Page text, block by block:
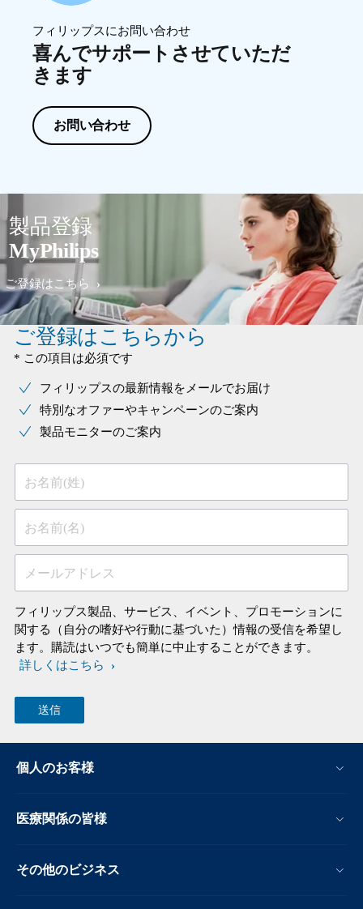
フィリップスにお問い合わせ
喜んでサポートさせていただ
きます
お問い合わせ
製品登録
MyPhilips
ご登録はこちら
ご登録はこちらから
* この項目は必須です
フィリップスの最新情報をメールでお届け
特別なオファーやキャンペーンのご案内
製品モニターのご案内
お名前(姓)
お名前(名)
メールアドレス
フィリップス製品、サービス、イベント、プロモーションに
関する（自分の嗜好や行動に基づいた）情報の受信を希望し
ます。購読はいつでも簡単に中止することができます。
詳しくはこちら
個人のお客様
医療関係の皆様
その他のビジネス